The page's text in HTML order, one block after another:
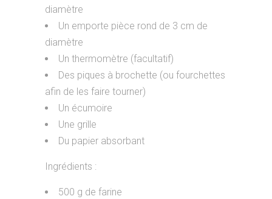
diamètre
Un emporte pièce rond de 3 cm de
diamètre
Un thermomètre (facultatif)
Des piques à brochette (ou fourchettes
afin de les faire tourner)
Un écumoire
Une grille
Du papier absorbant
Ingrédients :
500 g de farine